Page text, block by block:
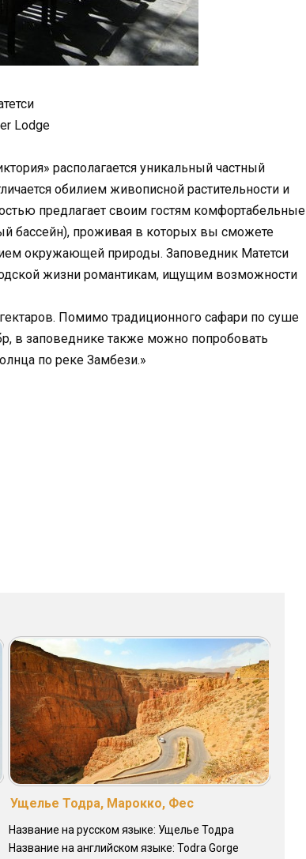
Lodge
располагается уникальный частный
обилием живописной растительности и
предлагает своим гостям комфортабельные
бассейн), проживая в которых вы сможете
окружающей природы. Заповедник Матетси
жизни романтикам, ищущим возможности
Помимо традиционного сафари по суше
в заповеднике также можно попробовать
по реке Замбези.»
Ущелье Тодра, Марокко, Фес
Название на русском языке: Ущелье Тодра
Название на английском языке: Todra Gorge